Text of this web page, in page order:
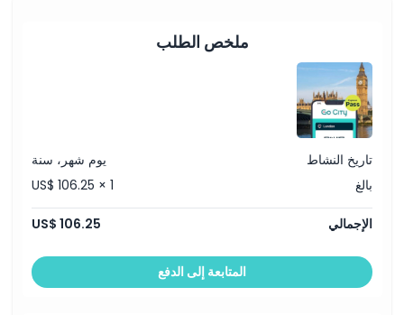
سياسة الإلغاء
ملخص الطلب
تاريخ النشاط
يوم شهر، سنة
بالغ
US$ 106.25 × 1
الإجمالي US$ 106.25
المتابعة إلى الدفع